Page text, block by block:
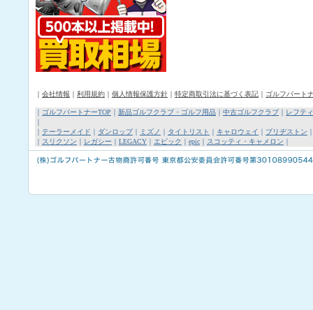
｜ 会社情報 ｜ 利用規約 ｜ 個人情報保護方針 ｜ 特定商取引法に基づく表記 ｜ ゴルフパート
｜ ゴルフパートナーTOP ｜ 新品ゴルフクラブ・ゴルフ用品 ｜ 中古ゴルフクラブ ｜ レフテ
｜
｜ テーラーメイド ｜ ダンロップ｜ ミズノ ｜ タイトリスト ｜ キャロウェイ ｜ ブリヂストン
｜ スリクソン ｜ レガシー ｜ LEGACY ｜ エピック ｜ epic ｜ スコッティ・キャメロン ｜